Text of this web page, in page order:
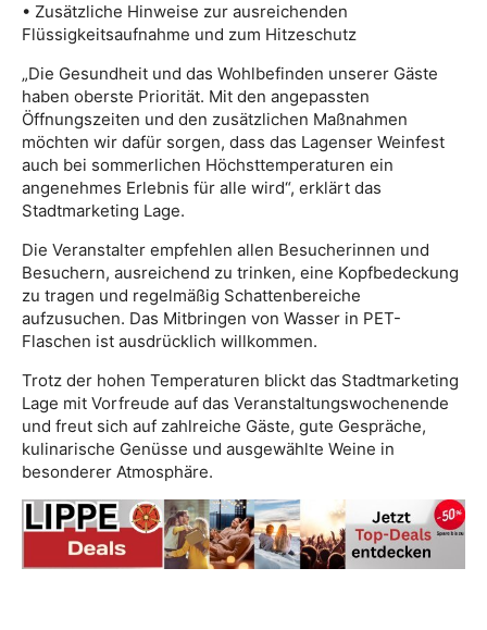
• Zusätzliche Hinweise zur ausreichenden
Flüssigkeitsaufnahme und zum Hitzeschutz
„Die Gesundheit und das Wohlbefinden unserer Gäste
haben oberste Priorität. Mit den angepassten
Öffnungszeiten und den zusätzlichen Maßnahmen
möchten wir dafür sorgen, dass das Lagenser Weinfest
auch bei sommerlichen Höchsttemperaturen ein
angenehmes Erlebnis für alle wird“, erklärt das
Stadtmarketing Lage.
Die Veranstalter empfehlen allen Besucherinnen und
Besuchern, ausreichend zu trinken, eine Kopfbedeckung
zu tragen und regelmäßig Schattenbereiche
aufzusuchen. Das Mitbringen von Wasser in PET-
Flaschen ist ausdrücklich willkommen.
Trotz der hohen Temperaturen blickt das Stadtmarketing
Lage mit Vorfreude auf das Veranstaltungswochenende
und freut sich auf zahlreiche Gäste, gute Gespräche,
kulinarische Genüsse und ausgewählte Weine in
besonderer Atmosphäre.